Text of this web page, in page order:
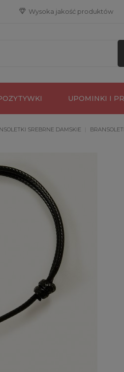
 Wysoka jakość produktów
UPOMINKI I
SREBRNE DAMSKIE